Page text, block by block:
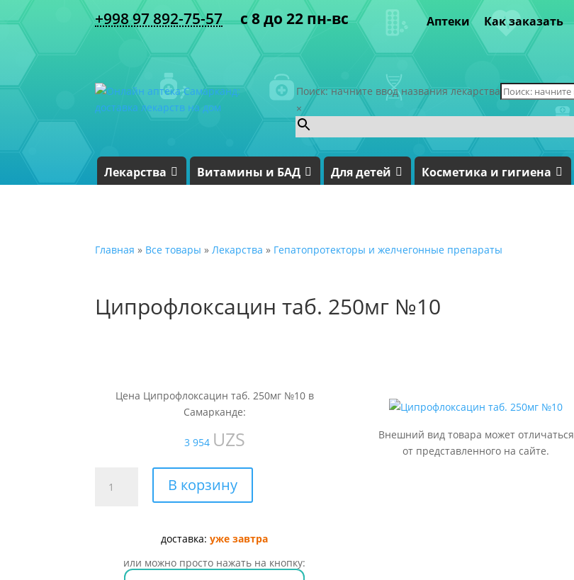
+998 97 892-75-57 с 8 до 22 пн-вс Аптеки Как заказать
Поиск: начните ввод названия лекарства
×
Лекарства Витамины и БАД Для детей Косметика и гигиена
Главная » Все товары » Лекарства » Гепатопротекторы и желчегонные препараты
Ципрофлоксацин таб. 250мг №10
Цена Ципрофлоксацин таб. 250мг №10 в
Самарканде:
3 954 UZS
товара
Ципрофлоксацин
В корзину
доставка:уже завтра
или можно просто нажать на кнопку:
Внешний вид товара может отличаться
от представленного на сайте.